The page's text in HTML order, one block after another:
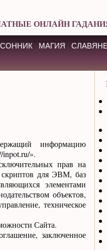
ОНЛАЙН
СОННИК МАГИЯ СЛАВЯНЕ
информацию
inpot.ru/».
прав на
скриптов для ЭВМ, баз
элементами
объектов,
техническое
Сайта.
заключенное